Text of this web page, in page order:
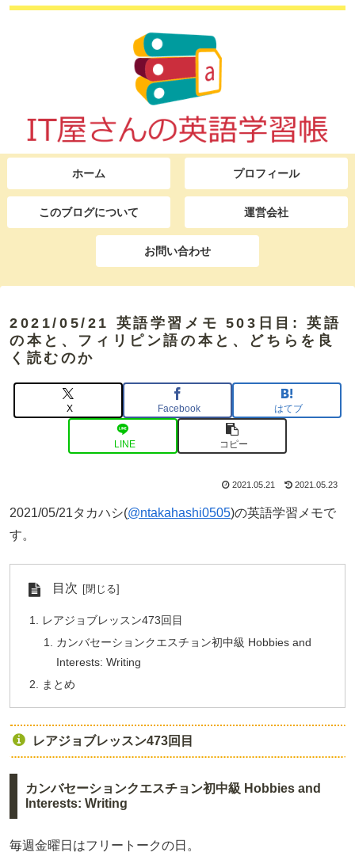
ホーム プロフィール
このブログについて 運営会社
お問い合わせ
2021/05/21 英語学習メモ 503日目: 英語
の本と、フィリピン語の本と、どちらを良
く読むのか
X Facebook はてブ
LINE コピー
2021.05.21 2021.05.23
2021/05/21タカハシ(@ntakahashi0505)の英語学習メモで
す。
目次
レアジョブレッスン473回目
カンバセーションクエスチョン初中級 Hobbies and
Interests: Writing
まとめ
レアジョブレッスン473回目
カンバセーションクエスチョン初中級 Hobbies and
Interests: Writing
毎週金曜日はフリートークの日。